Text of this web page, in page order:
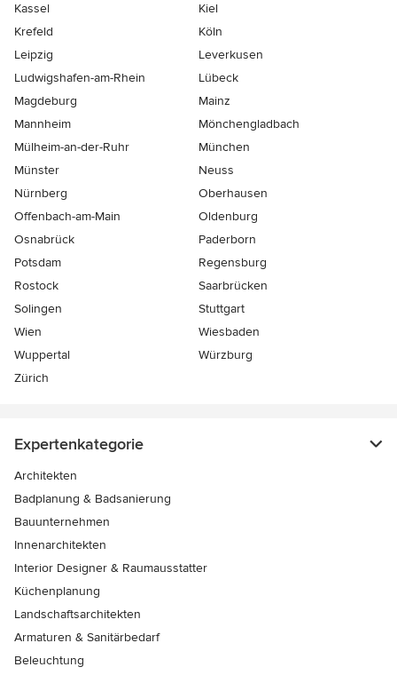
Kassel
Kiel
Krefeld
Köln
Leipzig
Leverkusen
Ludwigshafen-am-Rhein
Lübeck
Magdeburg
Mainz
Mannheim
Mönchen­gladbach
Mülheim-an-der-Ruhr
München
Münster
Neuss
Nürnberg
Oberhausen
Offenbach-am-Main
Oldenburg
Osnabrück
Paderborn
Potsdam
Regensburg
Rostock
Saarbrücken
Solingen
Stuttgart
Wien
Wiesbaden
Wuppertal
Würzburg
Zürich
Expertenkategorie
Architekten
Badplanung & Badsanierung
Bauunternehmen
Innenarchitekten
Interior Designer & Raumausstatter
Küchenplanung
Landschaftsarchitekten
Armaturen & Sanitärbedarf
Beleuchtung